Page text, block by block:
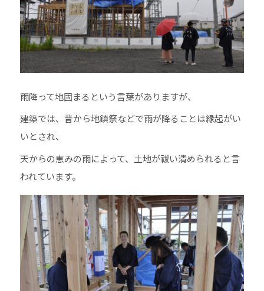
雨降って地固まるという言葉がありますが、
建築では、昔から地鎮祭などで雨が降ることは縁起がい
いとされ、
天からの恵みの雨によって、土地が祓い清められると言
われています。